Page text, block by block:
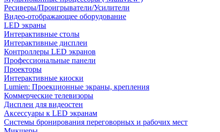
Ресиверы/Проигрыватели/Усилители
Видео-отображающее оборудование
LED экраны
Интерактивные столы
Интерактивные дисплеи
Контроллеры LED экранов
Профессиональные панели
Проекторы
Интерактивные киоски
Lumien: Проекционные экраны, крепления
Коммерческие телевизоры
Дисплеи для видеостен
Аксессуары к LED экранам
Системы бронирования переговорных и рабочих мест